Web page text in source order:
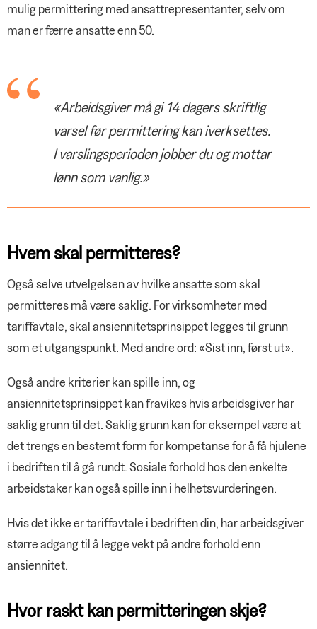
mulig permittering med ansattrepresentanter, selv om
man er færre ansatte enn 50.
«Arbeidsgiver må gi 14 dagers skriftlig
varsel før permittering kan iverksettes.
I varslingsperioden jobber du og mottar
lønn som vanlig.»
Hvem skal permitteres?
Også selve utvelgelsen av hvilke ansatte som skal
permitteres må være saklig. For virksomheter med
tariffavtale, skal ansiennitetsprinsippet legges til grunn
som et utgangspunkt. Med andre ord: «Sist inn, først ut».
Også andre kriterier kan spille inn, og
ansiennitetsprinsippet kan fravikes hvis arbeidsgiver har
saklig grunn til det. Saklig grunn kan for eksempel være at
det trengs en bestemt form for kompetanse for å få hjulene
i bedriften til å gå rundt. Sosiale forhold hos den enkelte
arbeidstaker kan også spille inn i helhetsvurderingen.
Hvis det ikke er tariffavtale i bedriften din, har arbeidsgiver
større adgang til å legge vekt på andre forhold enn
ansiennitet.
Hvor raskt kan permitteringen skje?